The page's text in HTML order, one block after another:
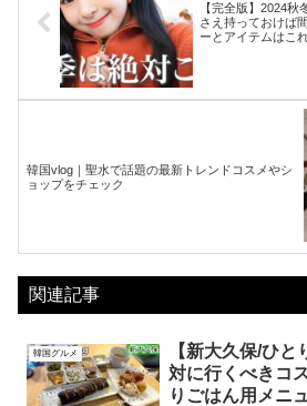
【完全版】2024
さえ持っておけば
ーとアイテムはこ
韓国vlog｜聖水で話題の最新トレンドコスメやシ
ョップをチェック
関連記事
韓国グルメ
【新大久保/ひ
対に行くべきコ
りごはん用メニ